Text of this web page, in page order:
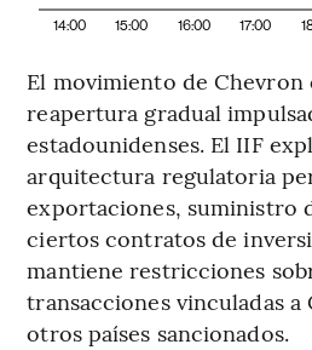
14:00 15:00 16:00 17:00
El movimiento de
reapertura gradual
estadounidenses. El IIF
arquitectura regulatoria
exportaciones, suministro
ciertos contratos de
mantiene restricciones
transacciones vinculadas a
otros países sancionados.